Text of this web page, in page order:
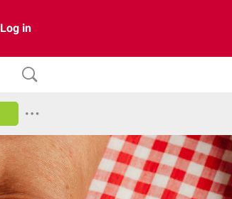
Log in